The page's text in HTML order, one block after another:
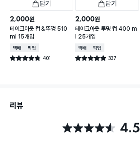
담기
2,000원
테이크아웃 컵＆뚜껑 510
ml 15개입
택배배송매장픽업
별점 4.8점 401
건 작성
담기
2,000원
테이크아웃 투명 컵 400 m
l 25개입
택배배송매장픽업
별점 4.9점 337
건 작성
리뷰
별점 4.5점 4.5